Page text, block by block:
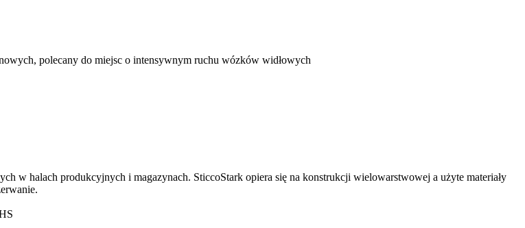
polecany do miejsc o intensywnym ruchu wózków widłowych
w halach produkcyjnych i magazynach. SticcoStark opiera się na konstrukcji wielowarstwowej a użyte materiały